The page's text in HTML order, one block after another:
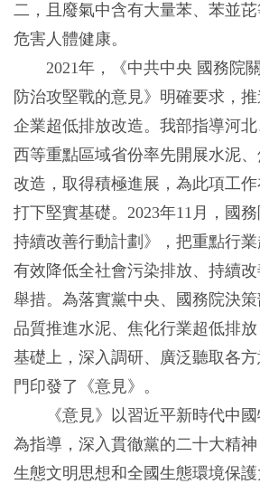
二，且廢氣中含有大量苯、苯並芘
危害人體健康。
2021年，《中共中央 國務院
防治攻堅戰的意見》明確要求，
企業超低排放改造。我部指導河
西等重點區域省份率先開展水泥
改造，取得積極進展，為此項工
打下堅實基礎。2023年11月，國
持續改善行動計劃》，把重點行
有效降低全社會污染排放、持續
舉措。為落實黨中央、國務院決
品質推進水泥、焦化行業超低排
基礎上，深入調研、廣泛聽取各
門印發了《意見》。
《意見》以習近平新時代中國
為指導，深入貫徹黨的二十大精
生態文明思想和全國生態環境保